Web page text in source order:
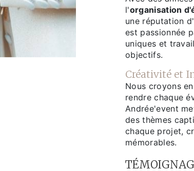
l'organisation
une réputation
est passionnée
uniques et
objectifs.
Créativité et
Nous croyons
rendre chaque
Andrée'event
des thèmes
chaque projet,
mémorables.